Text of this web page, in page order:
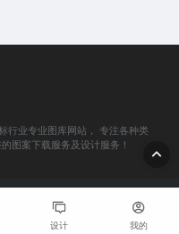
行业专业图库网站， 专注各种类
图案下载服务及设计服务！
. All rights reserved
设计 我的